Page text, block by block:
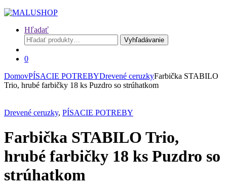
Hľadať
Hľadať:
Vyhľadávanie
0
DomovPÍSACIE POTREBYDrevené ceruzkyFarbička STABILO
Trio, hrubé farbičky 18 ks Puzdro so strúhatkom
Drevené ceruzky, PÍSACIE POTREBY
Farbička STABILO Trio,
hrubé farbičky 18 ks Puzdro so
strúhatkom